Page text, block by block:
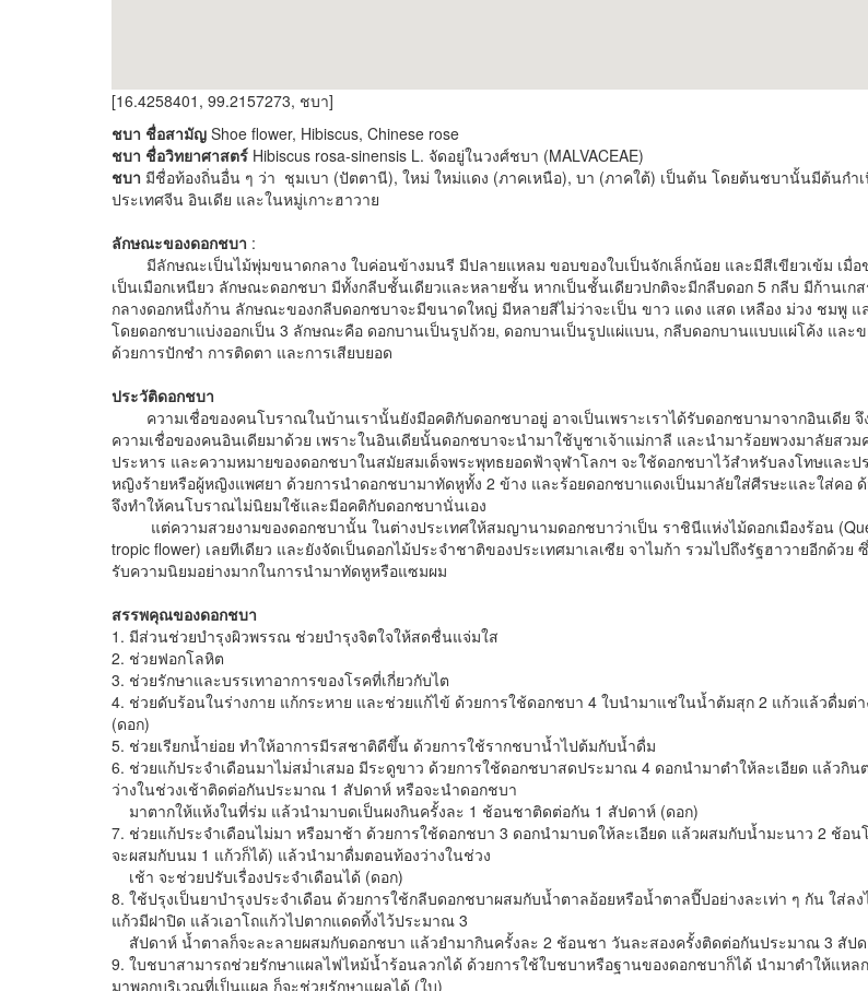
[16.4258401, 99.2157273, ชบา]
ชบา ชื่อสามัญ Shoe flower, Hibiscus, Chinese rose
ชบา ชื่อวิทยาศาสตร์ Hibiscus rosa-sinensis L. จัดอยู่ในวงศ์ชบา (MALVACEAE)
ชบา มีชื่อท้องถิ่นอื่น ๆ ว่า ชุมเบา (ปัตตานี), ใหม่ ใหม่แดง (ภาคเหนือ), บา (ภาคใต้) เป็นต้น โดยต้นชบานั้นมีต้นกำ
ประเทศจีน อินเดีย และในหมู่เกาะฮาวาย
ลักษณะของดอกชบา :
มีลักษณะเป็นไม้พุ่มขนาดกลาง ใบค่อนข้างมนรี มีปลายแหลม ขอบของใบเป็นจักเล็กน้อย และมีสีเขียวเข้ม เมื่อ
เป็นเมือกเหนียว ลักษณะดอกชบา มีทั้งกลีบชั้นเดียวและหลายชั้น หากเป็นชั้นเดียวปกติจะมีกลีบดอก 5 กลีบ มีก้านเกส
กลางดอกหนึ่งก้าน ลักษณะของกลีบดอกชบาจะมีขนาดใหญ่ มีหลายสีไม่ว่าจะเป็น ขาว แดง แสด เหลือง ม่วง ชมพู แ
โดยดอกชบาแบ่งออกเป็น 3 ลักษณะคือ ดอกบานเป็นรูปถ้วย, ดอกบานเป็นรูปแผ่แบน, กลีบดอกบานแบบแผ่โค้ง และ
ด้วยการปักชำ การติดตา และการเสียบยอด
ประวัติดอกชบา
ความเชื่อของคนโบราณในบ้านเรานั้นยังมีอคติกับดอกชบาอยู่ อาจเป็นเพราะเราได้รับดอกชบามาจากอินเดีย จึ
ความเชื่อของคนอินเดียมาด้วย เพราะในอินเดียนั้นดอกชบาจะนำมาใช้บูชาเจ้าแม่กาลี และนำมาร้อยพวงมาลัยสว
ประหาร และความหมายของดอกชบาในสมัยสมเด็จพระพุทธยอดฟ้าจุฬาโลกฯ จะใช้ดอกชบาไว้สำหรับลงโทษและป
หญิงร้ายหรือผู้หญิงแพศยา ด้วยการนำดอกชบามาทัดหูทั้ง 2 ข้าง และร้อยดอกชบาแดงเป็นมาลัยใส่ศีรษะและใส่คอ
จึงทำให้คนโบราณไม่นิยมใช้และมีอคติกับดอกชบานั่นเอง
แต่ความสวยงามของดอกชบานั้น ในต่างประเทศให้สมญานามดอกชบาว่าเป็น ราชินีแห่งไม้ดอกเมืองร้อน
tropic flower) เลยทีเดียว และยังจัดเป็นดอกไม้ประจำชาติของประเทศมาเลเซีย จาไมก้า รวมไปถึงรัฐฮาวายอีกด้วย
รับความนิยมอย่างมากในการนำมาทัดหูหรือแซมผม
สรรพคุณของดอกชบา
1. มีส่วนช่วยบำรุงผิวพรรณ ช่วยบำรุงจิตใจให้สดชื่นแจ่มใส
2. ช่วยฟอกโลหิต
3. ช่วยรักษาและบรรเทาอาการของโรคที่เกี่ยวกับไต
4. ช่วยดับร้อนในร่างกาย แก้กระหาย และช่วยแก้ไข้ ด้วยการใช้ดอกชบา 4 ใบนำมาแช่ในน้ำต้มสุก 2 แก้วแล้วดื่มต่
(ดอก)
5. ช่วยเรียกน้ำย่อย ทำให้อาการมีรสชาติดีขึ้น ด้วยการใช้รากชบาน้ำไปต้มกับน้ำดื่ม
6. ช่วยแก้ประจำเดือนมาไม่สม่ำเสมอ มีระดูขาว ด้วยการใช้ดอกชบาสดประมาณ 4 ดอกนำมาตำให้ละเอียด แล้วกิน
ว่างในช่วงเช้าติดต่อกันประมาณ 1 สัปดาห์ หรือจะนำดอกชบา
มาตากให้แห้งในที่ร่ม แล้วนำมาบดเป็นผงกินครั้งละ 1 ช้อนชาติดต่อกัน 1 สัปดาห์ (ดอก)
7. ช่วยแก้ประจำเดือนไม่มา หรือมาช้า ด้วยการใช้ดอกชบา 3 ดอกนำมาบดให้ละเอียด แล้วผสมกับน้ำมะนาว 2 ช้อน
จะผสมกับนม 1 แก้วก็ได้) แล้วนำมาดื่มตอนท้องว่างในช่วง
เช้า จะช่วยปรับเรื่องประจำเดือนได้ (ดอก)
8. ใช้ปรุงเป็นยาบำรุงประจำเดือน ด้วยการใช้กลีบดอกชบาผสมกับน้ำตาลอ้อยหรือน้ำตาลปี๊ปอย่างละเท่า ๆ กัน ใส่ลง
แก้วมีฝาปิด แล้วเอาโถแก้วไปตากแดดทิ้งไว้ประมาณ 3
สัปดาห์ น้ำตาลก็จะละลายผสมกับดอกชบา แล้วยำมากินครั้งละ 2 ช้อนชา วันละสองครั้งติดต่อกันประมาณ 3 สัป
9. ใบชบาสามารถช่วยรักษาแผลไฟไหม้น้ำร้อนลวกได้ ด้วยการใช้ใบชบาหรือฐานของดอกชบาก็ได้ นำมาตำให้แหล
มาพอกบริเวณที่เป็นแผล ก็จะช่วยรักษาแผลได้ (ใบ)